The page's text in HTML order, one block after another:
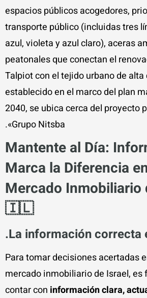
espacios públicos acogedores,
transporte público (incluidas tres
azul, violeta y azul claro), aceras
peatonales que conectan el
Talpiot con el tejido urbano de
establecido en el marco del plan
2040, se ubica cerca del proyecto
Grupo Nitsba».
Mantente al Día:
Marca la Diferencia
Mercado Inmobiliario
🇮🇱
La información correcta
Para tomar decisiones acertadas
mercado inmobiliario de Israel,
contar coninformación clara,